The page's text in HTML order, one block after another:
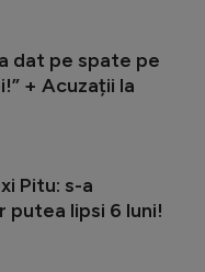
dat pe spate pe
+ Acuzații la
Pitu: s-a
putea lipsi 6 luni!